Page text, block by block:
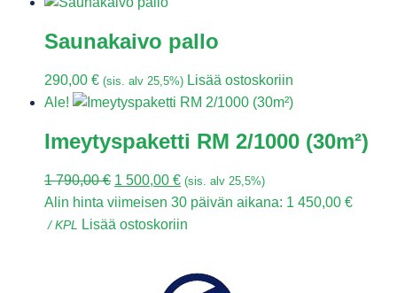
Saunakaivo pallo
290,00 € (sis. alv 25,5%) Lisää ostoskoriin
Ale!
Imeytyspaketti RM 2/1000 (30m²)
1 790,00€ 1 500,00 € (sis. alv 25,5%)
Alin hinta viimeisen 30 päivän aikana: 1 450,00 €
/ KPL Lisää ostoskoriin